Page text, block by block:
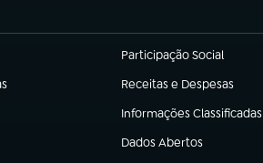
Participação Social
(abre em nova aba)
Receitas e Despesas
(abre em nova aba)
Informações Classificadas
(abre em nova aba)
Dados Abertos
(abre em nova aba)